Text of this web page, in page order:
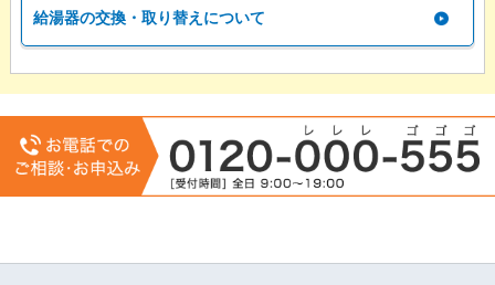
給湯器の交換・取り替えについて